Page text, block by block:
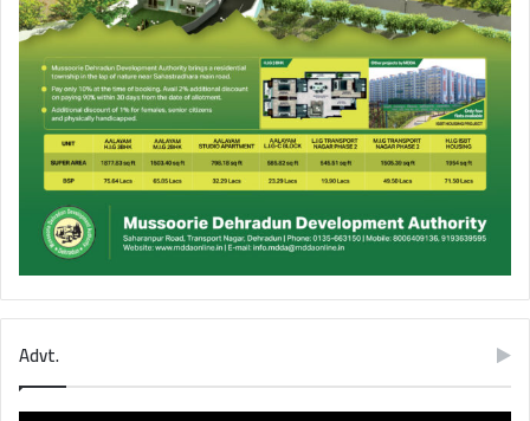
Advt.